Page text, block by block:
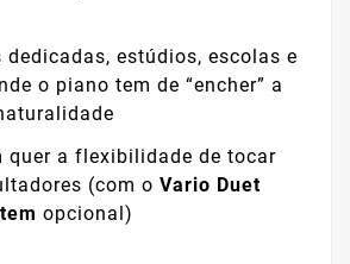
dedicadas, estúdios, escolas e
o piano tem de “encher” a
quer a flexibilidade de tocar
(com o Vario Duet
opcional)